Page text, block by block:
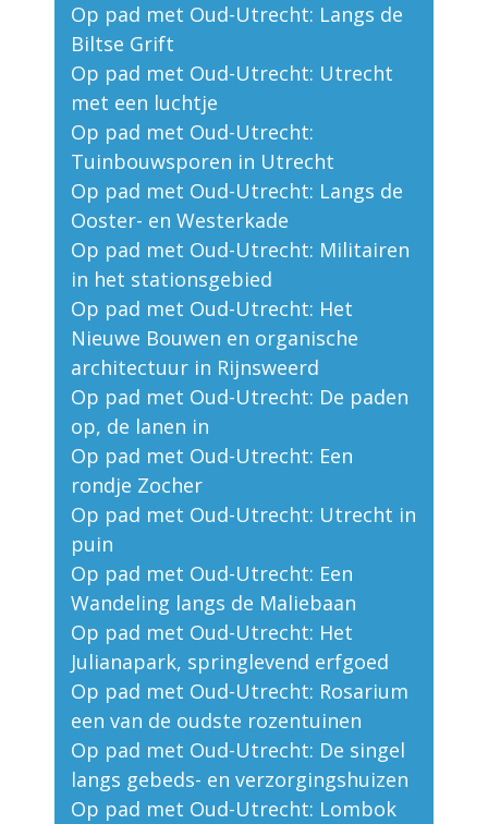
Op pad met Oud-Utrecht: Langs de
Biltse Grift
Op pad met Oud-Utrecht: Utrecht
met een luchtje
Op pad met Oud-Utrecht:
Tuinbouwsporen in Utrecht
Op pad met Oud-Utrecht: Langs de
Ooster- en Westerkade
Op pad met Oud-Utrecht: Militairen
in het stationsgebied
Op pad met Oud-Utrecht: Het
Nieuwe Bouwen en organische
architectuur in Rijnsweerd
Op pad met Oud-Utrecht: De paden
op, de lanen in
Op pad met Oud-Utrecht: Een
rondje Zocher
Op pad met Oud-Utrecht: Utrecht in
puin
Op pad met Oud-Utrecht: Een
Wandeling langs de Maliebaan
Op pad met Oud-Utrecht: Het
Julianapark, springlevend erfgoed
Op pad met Oud-Utrecht: Rosarium
een van de oudste rozentuinen
Op pad met Oud-Utrecht: De singel
langs gebeds- en verzorgingshuizen
Op pad met Oud-Utrecht: Lombok